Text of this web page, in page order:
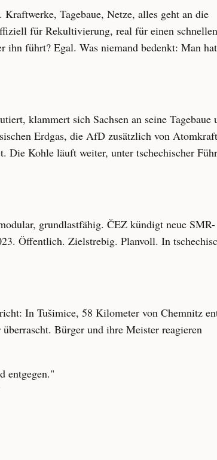
Tagebaue, Netze, alles geht an die
für Rekultivierung, real für einen
ihn führt? Egal. Was niemand bedenkt: Man
klammert sich Sachsen an seine Tagebaue
Erdgas, die AfD zusätzlich von
Kohle läuft weiter, unter tschechischer
grundlastfähig. ČEZ kündigt neue SMR-
Öffentlich. Zielstrebig. Planvoll. In
In Tušimice, 58 Kilometer von Chemnitz
Bürger und ihre Meister reagieren
entgegen."